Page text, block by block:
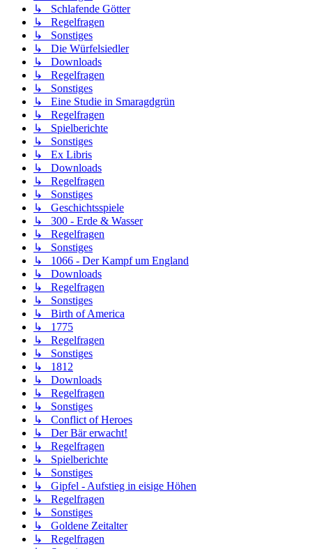
↳ Schlafende Götter
↳ Regelfragen
↳ Sonstiges
↳ Die Würfelsiedler
↳ Downloads
↳ Regelfragen
↳ Sonstiges
↳ Eine Studie in Smaragdgrün
↳ Regelfragen
↳ Spielberichte
↳ Sonstiges
↳ Ex Libris
↳ Downloads
↳ Regelfragen
↳ Sonstiges
↳ Geschichtsspiele
↳ 300 - Erde & Wasser
↳ Regelfragen
↳ Sonstiges
↳ 1066 - Der Kampf um England
↳ Downloads
↳ Regelfragen
↳ Sonstiges
↳ Birth of America
↳ 1775
↳ Regelfragen
↳ Sonstiges
↳ 1812
↳ Downloads
↳ Regelfragen
↳ Sonstiges
↳ Conflict of Heroes
↳ Der Bär erwacht!
↳ Regelfragen
↳ Spielberichte
↳ Sonstiges
↳ Gipfel - Aufstieg in eisige Höhen
↳ Regelfragen
↳ Sonstiges
↳ Goldene Zeitalter
↳ Regelfragen